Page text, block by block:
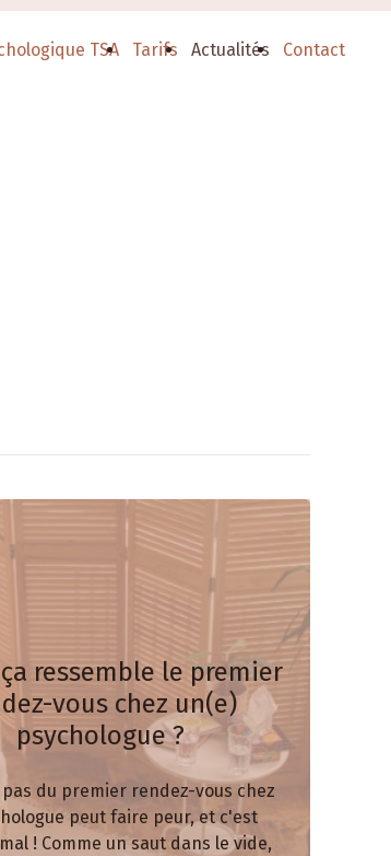
TSA Tarifs Actualités Contact
ressemble le premier
vous chez un(e)
psychologue ?
du premier rendez-vous chez
peut faire peur, et c'est
! Comme un saut dans le vide,